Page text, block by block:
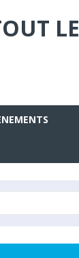
LE